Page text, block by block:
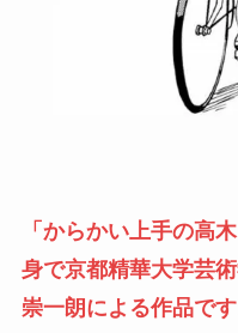
「からかい上手の高
身で京都精華大学芸
崇一朗による作品です